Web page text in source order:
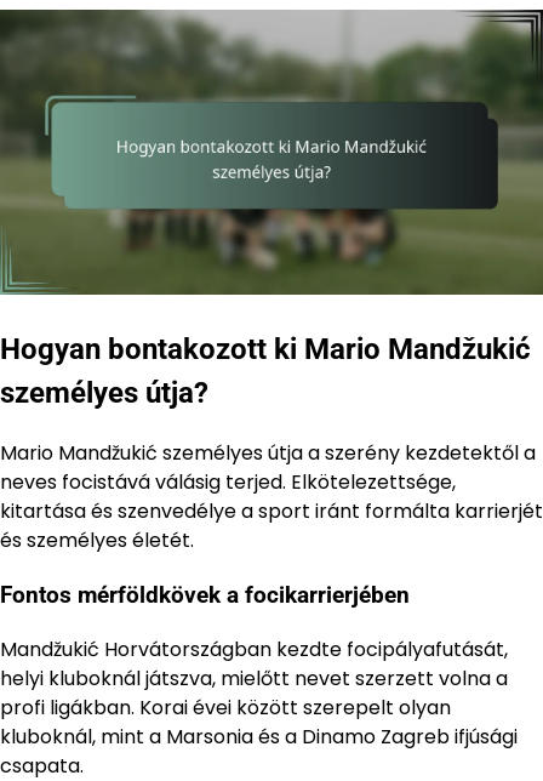
Hogyan bontakozott ki Mario Mandžukić
személyes útja?
Mario Mandžukić személyes útja a szerény kezdetektől a
neves focistává válásig terjed. Elkötelezettsége,
kitartása és szenvedélye a sport iránt formálta karrierjét
és személyes életét.
Fontos mérföldkövek a focikarrierjében
Mandžukić Horvátországban kezdte focipályafutását,
helyi kluboknál játszva, mielőtt nevet szerzett volna a
profi ligákban. Korai évei között szerepelt olyan
kluboknál, mint a Marsonia és a Dinamo Zagreb ifjúsági
csapata.